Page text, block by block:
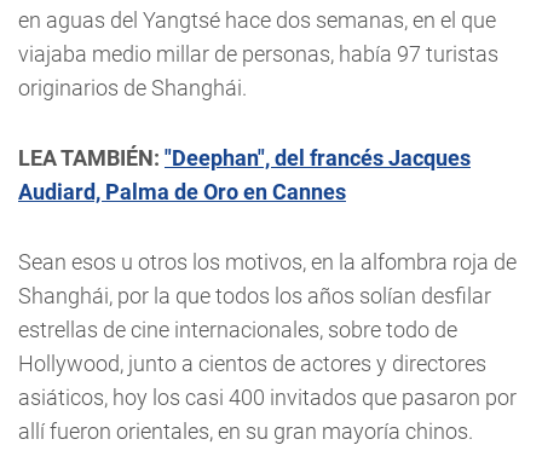
en aguas del Yangtsé hace dos semanas, en el que
viajaba medio millar de personas, había 97 turistas
originarios de Shanghái.
LEA TAMBIÉN: "Deephan", del francés Jacques
Audiard, Palma de Oro en Cannes
Sean esos u otros los motivos, en la alfombra roja de
Shanghái, por la que todos los años solían desfilar
estrellas de cine internacionales, sobre todo de
Hollywood, junto a cientos de actores y directores
asiáticos, hoy los casi 400 invitados que pasaron por
allí fueron orientales, en su gran mayoría chinos.